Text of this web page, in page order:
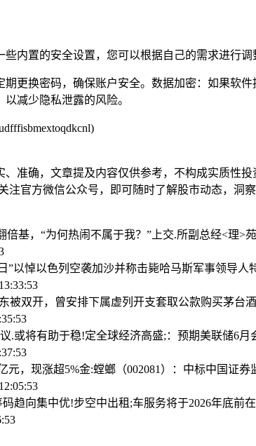
内置的安全设置，您可以根据自己的需求进行调
期更换密码，确保账户安全。数据加密：如果软
减少隐私泄露的风险。
、准确，文章提及内容仅供参考，不构成实质性
注官方微信公众号，即可随时了解股市动态，洞
倍基，“为何热闹不属于我？” 上交.所副总经<理>
”以悼以色列空袭加沙并称击毙哈马斯军事领导人
被双开，曾安排下属虚列开支套取公款购买茅台酒
.或将有助于稳!定全球经济高盛;：预期美联储6月
元，现涨超5%金:螳螂（002081）：中标中国证
趋向集中优!步空中出租;车服务将于2026年底前